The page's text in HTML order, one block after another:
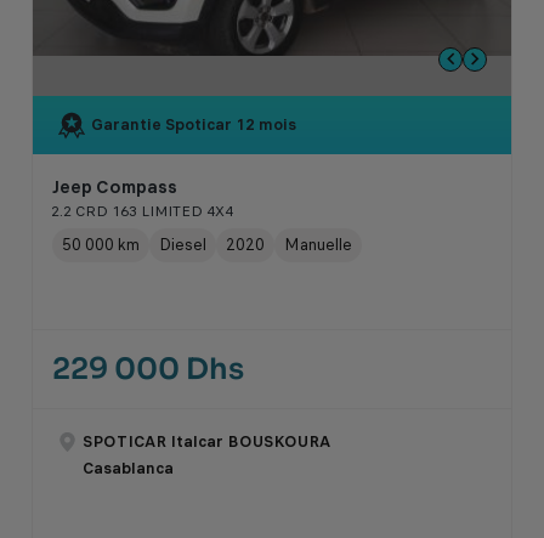
Garantie Spoticar 12 mois
Jeep Compass
2.2 CRD 163 LIMITED 4X4
50 000 km Diesel 2020 Manuelle
229 000 Dhs
SPOTICAR Italcar BOUSKOURA
Casablanca